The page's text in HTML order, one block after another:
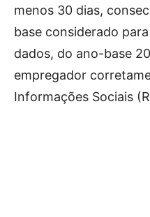
menos 30 dias,
base considerado
dados, do ano-base
empregador
Informações Sociais